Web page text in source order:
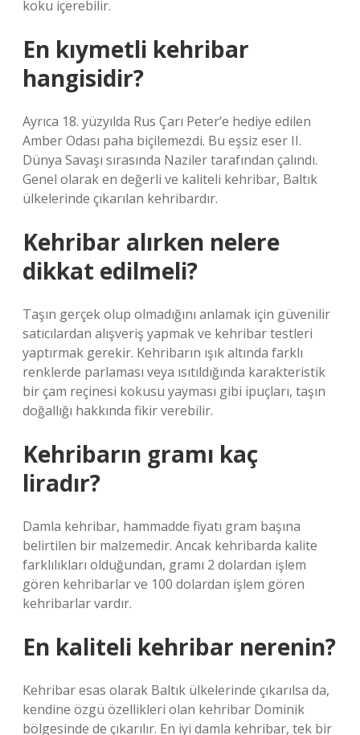
koku içerebilir.
En kıymetli kehribar
hangisidir?
Ayrıca 18. yüzyılda Rus Çarı Peter’e hediye edilen
Amber Odası paha biçilemezdi. Bu eşsiz eser II.
Dünya Savaşı sırasında Naziler tarafından çalındı.
Genel olarak en değerli ve kaliteli kehribar, Baltık
ülkelerinde çıkarılan kehribardır.
Kehribar alırken nelere
dikkat edilmeli?
Taşın gerçek olup olmadığını anlamak için güvenilir
satıcılardan alışveriş yapmak ve kehribar testleri
yaptırmak gerekir. Kehribarın ışık altında farklı
renklerde parlaması veya ısıtıldığında karakteristik
bir çam reçinesi kokusu yayması gibi ipuçları, taşın
doğallığı hakkında fikir verebilir.
Kehribarın gramı kaç
liradır?
Damla kehribar, hammadde fiyatı gram başına
belirtilen bir malzemedir. Ancak kehribarda kalite
farklılıkları olduğundan, gramı 2 dolardan işlem
gören kehribarlar ve 100 dolardan işlem gören
kehribarlar vardır.
En kaliteli kehribar nerenin?
Kehribar esas olarak Baltık ülkelerinde çıkarılsa da,
kendine özgü özellikleri olan kehribar Dominik
bölgesinde de çıkarılır. En iyi damla kehribar, tek bir